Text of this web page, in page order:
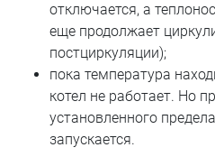
отключается, а
еще продолжает
постциркуляции);
пока температура
котел не работает. Но
установленного
запускается.